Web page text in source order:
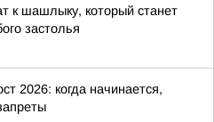
к шашлыку, который станет
застолья
2026: когда начинается,